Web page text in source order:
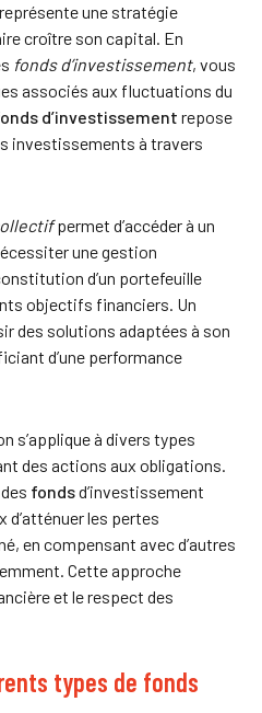
représente une stratégie
croître son capital. En
fonds d’investissement, vous
associés aux fluctuations du
d’investissement repose
investissements à travers
permet d’accéder à un
une gestion
d’un portefeuille
objectifs financiers. Un
des solutions adaptées à son
d’une performance
s’applique à divers types
des actions aux obligations.
fondsd’investissement
les pertes
en compensant avec d’autres
Cette approche
et le respect des
types de fonds